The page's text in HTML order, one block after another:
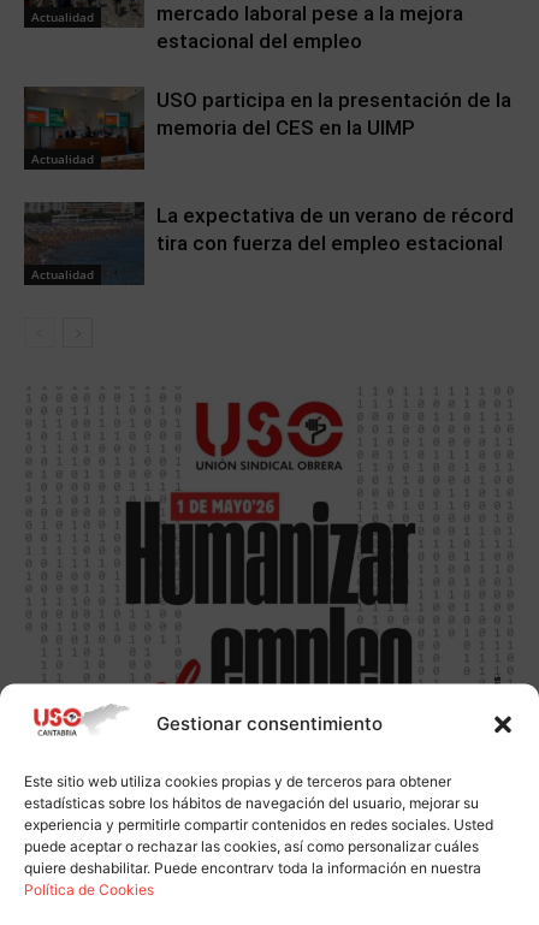
Gestionar consentimiento
Este sitio web utiliza cookies propias y de terceros para obtener
estadísticas sobre los hábitos de navegación del usuario, mejorar su
experiencia y permitirle compartir contenidos en redes sociales. Usted
puede aceptar o rechazar las cookies, así como personalizar cuáles
quiere deshabilitar. Puede encontrarv toda la información en nuestra
Política de Cookies
Actualidad
mercado laboral pese a la mejora
estacional del empleo
Actualidad
USO participa en la presentación de la
memoria del CES en la UIMP
Actualidad
La expectativa de un verano de récord
tira con fuerza del empleo estacional